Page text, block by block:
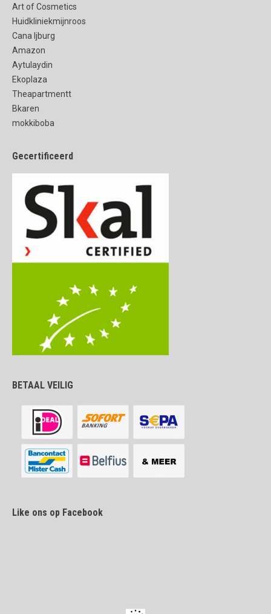
Art of Cosmetics
Huidkliniekmijnroos
Cana Ijburg
Amazon
Aytulaydin
Ekoplaza
Theapartmentt
Bkaren
mokkiboba
Gecertificeerd
BETAAL VEILIG
Like ons op Facebook